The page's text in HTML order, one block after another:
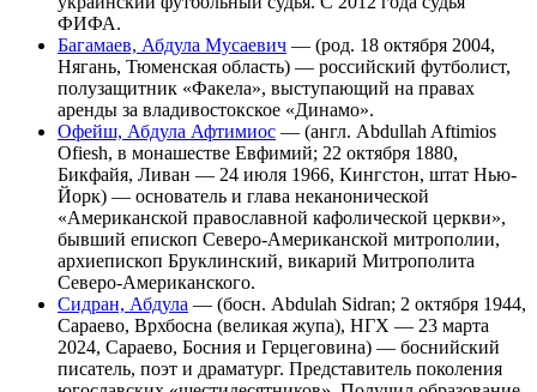
ФИФА.
Багамаев, Абдула Мусаевич — (род. 18 октября 2004,
Нягань, Тюменская область) — российский футболист,
полузащитник «Факела», выступающий на правах
аренды за владивостокское «Динамо».
Офейш, Абдула Афтимиос — (англ. Abdullah Aftimios
Ofiesh, в монашестве Евфимий; 22 октября 1880,
Бикфайя, Ливан — 24 июля 1966, Кингстон, штат Нью-
Йорк) — основатель и глава неканонической
«Американской православной кафолической церкви»,
бывший епископ Северо-Американской митрополии,
архиепископ Бруклинский, викарий Митрополита
Северо-Американского.
Сидран, Абдула — (босн. Abdulah Sidran; 2 октября 1944,
Сараево, Врхбосна (великая жупа), НГХ — 23 марта
2024, Сараево, Босния и Герцеговина) — боснийский
писатель, поэт и драматург. Представитель поколения